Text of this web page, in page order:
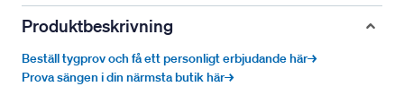
Produktbeskrivning
Beställ tygprov och få ett personligt erbjudande här→
Prova sängen i din närmsta butik här→